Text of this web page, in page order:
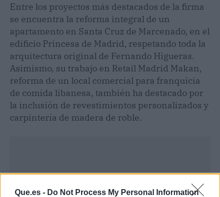
Que.es - Do Not Process My Personal Information
Entre los proyectos más destacados de la firma
se encuentra la reforma integral de un
apartamento en Santa Cruz de Marcenado, en el
edificio Princesa de Madrid, respetando toda la
arquitectura original de Fernando Higueras.
Asimismo, su trabajo en Retail Madrid Makan,
reforma de un local comercial para franquicia
de comida libanesa, también ha destacado por
la inclusión de revestimientos personalizados y
carpintería de madera de roble.